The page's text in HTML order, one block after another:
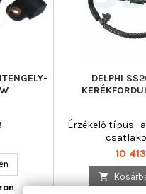
DELPHI
Érzékelő típus :
Ár
10
